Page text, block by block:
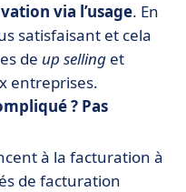
via l’usage. En
satisfaisant et cela
de up selling et
entreprises.
? Pas
à la facturation à
de facturation